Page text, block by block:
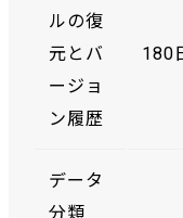
ルの復
元とバ
ージョ
ン履歴
180
データ
分類